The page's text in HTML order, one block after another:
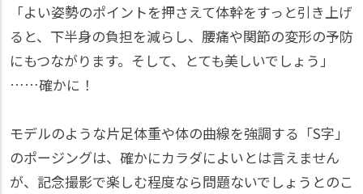
「よい姿勢のポイントを押さえて体幹をすっと引き上げ
ると、下半身の負担を減らし、腰痛や関節の変形の予防
にもつながります。そして、とても美しいでしょう」
……確かに！
モデルのような片足体重や体の曲線を強調する「S字」
のポージングは、確かにカラダによいとは言えません
が、記念撮影で楽しむ程度なら問題ないでしょうとのこ